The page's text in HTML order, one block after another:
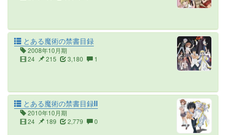
とある魔術の禁書目録
2008年10月期
24
215 3,180 1
とある魔術の禁書目録II
2010年10月期
24
189 2,779 0